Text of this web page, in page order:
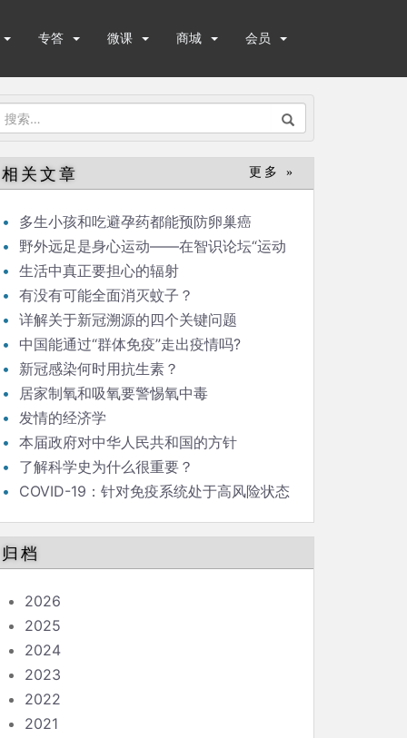
专答 微课 商城 会员
搜
：
相关文章 更多 »
多生小孩和吃避孕药都能预防卵巢癌
野外远足是身心运动——在智识论坛“运动
与健康”的发言
生活中真正要担心的辐射
有没有可能全面消灭蚊子？
详解关于新冠溯源的四个关键问题
中国能通过“群体免疫”走出疫情吗?
新冠感染何时用抗生素？
居家制氧和吸氧要警惕氧中毒
发情的经济学
本届政府对中华人民共和国的方针
了解科学史为什么很重要？
COVID-19：针对免疫系统处于高风险状态
归档
2026
2025
2024
2023
2022
2021